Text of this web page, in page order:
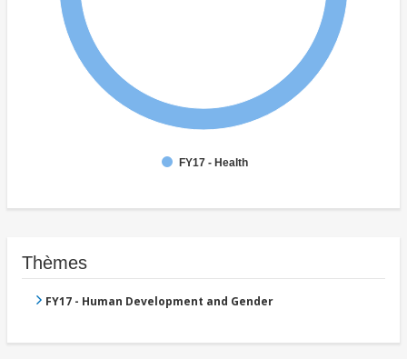
FY17 - Health
Thèmes
FY17 - Human Development and Gender